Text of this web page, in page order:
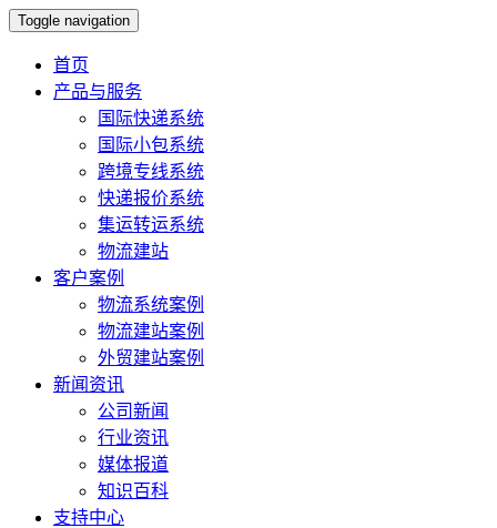
Toggle navigation
首页
产品与服务
国际快递系统
国际小包系统
跨境专线系统
快递报价系统
集运转运系统
物流建站
客户案例
物流系统案例
物流建站案例
外贸建站案例
新闻资讯
公司新闻
行业资讯
媒体报道
知识百科
支持中心